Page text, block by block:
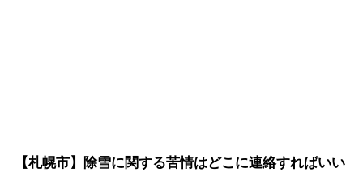
【札幌市】除雪に関する苦情はどこに連絡すればいい